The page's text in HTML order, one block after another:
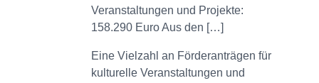
Veranstaltungen und Projekte:
158.290 Euro Aus den […]
Eine Vielzahl an Förderanträgen für
kulturelle Veranstaltungen und